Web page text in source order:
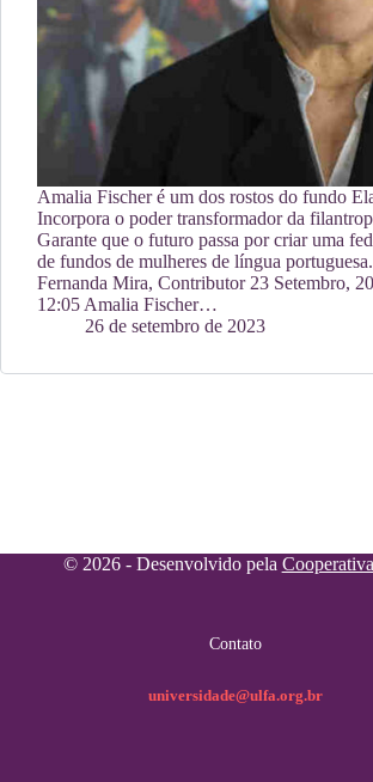
Amalia Fischer é um dos rostos do fundo
Incorpora o poder transformador da
Garante que o futuro passa por criar uma
de fundos de mulheres de língua portuguesa.
Fernanda Mira, Contributor 23 Setembro,
12:05 Amalia Fischer…
26 de setembro de 2023
© 2026 - Desenvolvido pela
Contato
universidade@ulfa.org.br